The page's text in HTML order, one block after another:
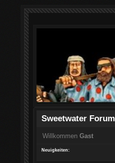
Sweetwater Forum
Willkommen Gast
Neuigkeiten: